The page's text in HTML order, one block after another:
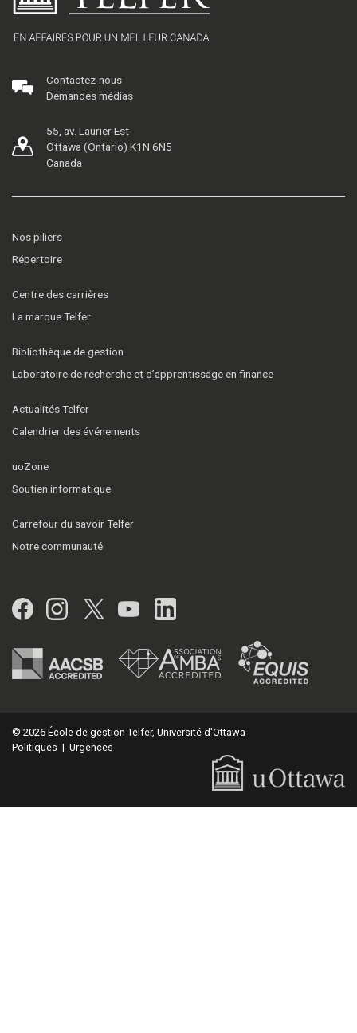
Contactez-nous
Demandes médias
55, av. Laurier Est
Ottawa (Ontario) K1N 6N5
Canada
Nos piliers
Répertoire
Centre des carrières
La marque Telfer
Bibliothèque de gestion
Laboratoire de recherche et d’apprentissage en finance
Actualités Telfer
Calendrier des événements
uoZone
Soutien informatique
Carrefour du savoir Telfer
Notre communauté
Facebook
Instagram
Twitter
YouTubeLinkedIn
© 2026 École de gestion Telfer, Université d'Ottawa
Politiques | Urgences